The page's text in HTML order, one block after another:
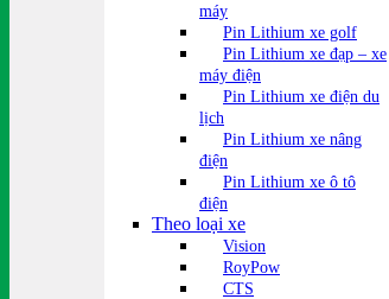
máy
Pin Lithium xe golf
Pin Lithium xe đạp – xe
máy điện
Pin Lithium xe điện du
lịch
Pin Lithium xe nâng
điện
Pin Lithium xe ô tô
điện
Theo loại xe
Vision
RoyPow
CTS